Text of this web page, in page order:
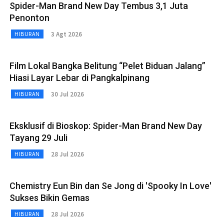
Spider-Man Brand New Day Tembus 3,1 Juta
Penonton
HIBURAN 3 Agt 2026
Film Lokal Bangka Belitung “Pelet Biduan Jalang”
Hiasi Layar Lebar di Pangkalpinang
HIBURAN 30 Jul 2026
Eksklusif di Bioskop: Spider-Man Brand New Day
Tayang 29 Juli
HIBURAN 28 Jul 2026
Chemistry Eun Bin dan Se Jong di 'Spooky In Love'
Sukses Bikin Gemas
HIBURAN 28 Jul 2026